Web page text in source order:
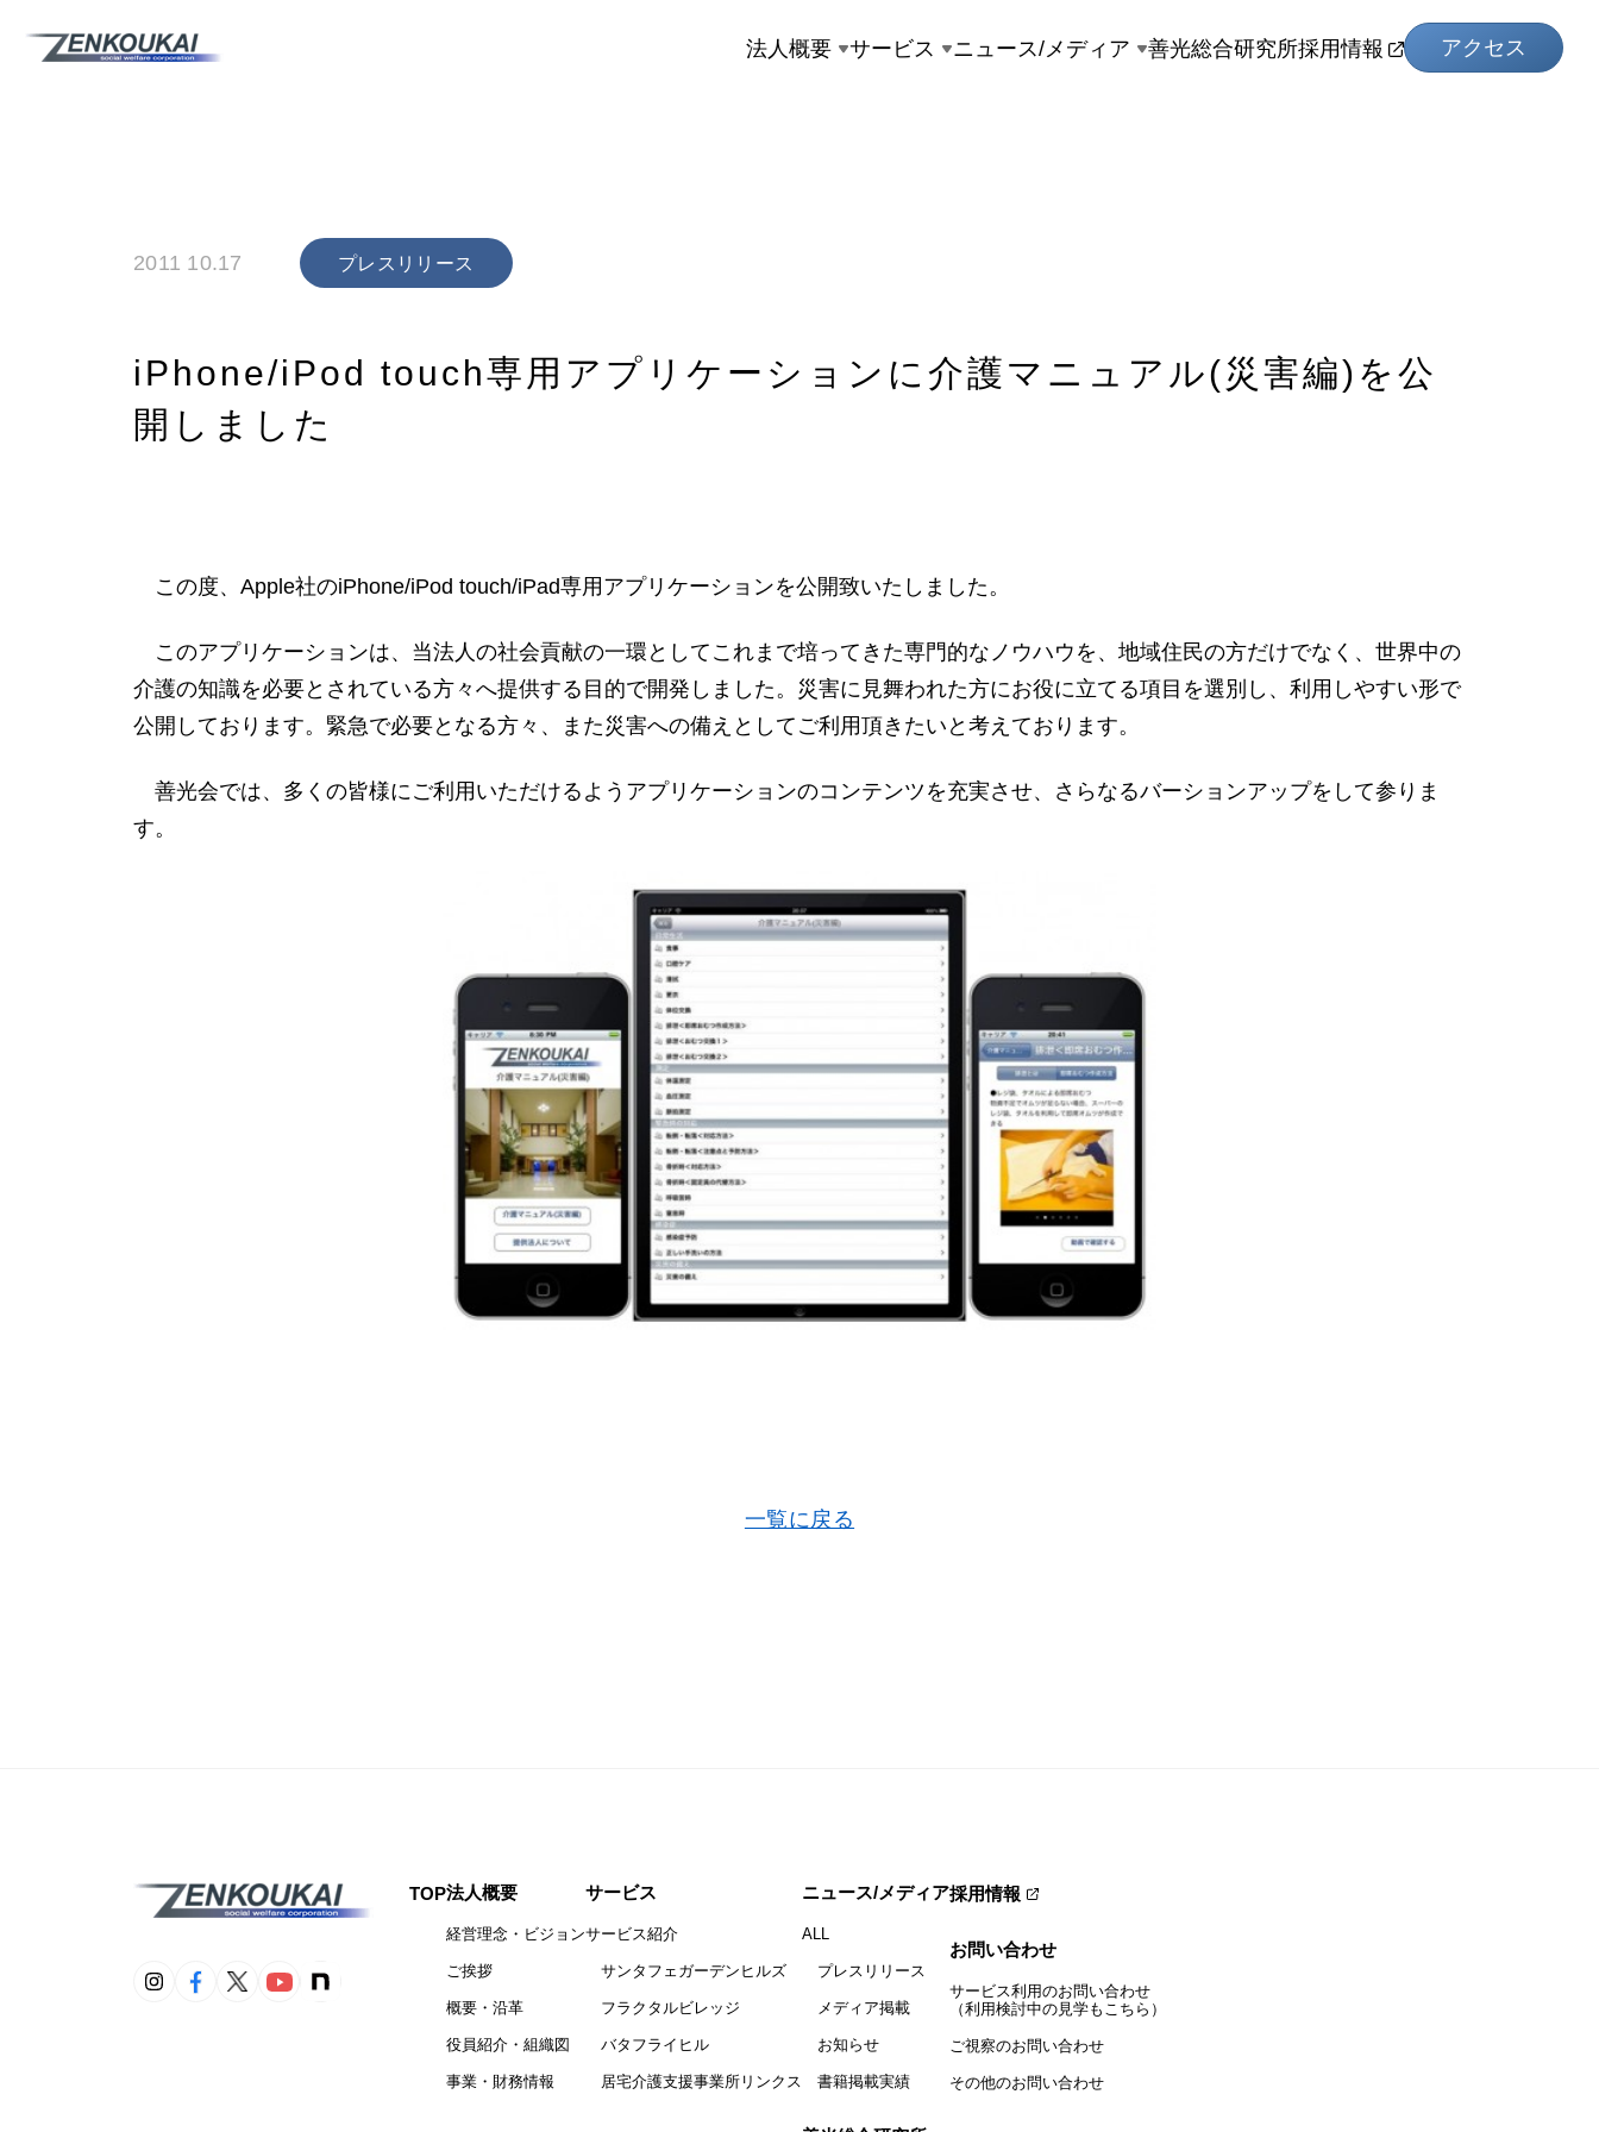
法人概要 サービス ニュース/メディア 善光総合研究所採用情報 アクセス
2011 10.17 プレスリリース
iPhone/iPod touch専用アプリケーションに介護マニュアル(災害編)を公
開しました
この度、Apple社のiPhone/iPod touch/iPad専用アプリケーションを公開致いたしました。
このアプリケーションは、当法人の社会貢献の一環としてこれまで培ってきた専門的なノウハウを、地域住民の方だけでなく、世界中の
介護の知識を必要とされている方々へ提供する目的で開発しました。災害に見舞われた方にお役に立てる項目を選別し、利用しやすい形で
公開しております。緊急で必要となる方々、また災害への備えとしてご利用頂きたいと考えております。
善光会では、多くの皆様にご利用いただけるようアプリケーションのコンテンツを充実させ、さらなるバーションアップをして参りま
す。
一覧に戻る
TOP法人概要
経営理念・ビジョン
ご挨拶
概要・沿革
役員紹介・組織図
事業・財務情報
サービス
サービス紹介
サンタフェガーデンヒルズ
フラクタルビレッジ
バタフライヒル
居宅介護支援事業所リンクス
ニュース/メディア
ALL
プレスリリース
メディア掲載
お知らせ
書籍掲載実績
採用情報
お問い合わせ
サービス利用のお問い合わせ
（利用検討中の見学もこちら）
ご視察のお問い合わせ
その他のお問い合わせ